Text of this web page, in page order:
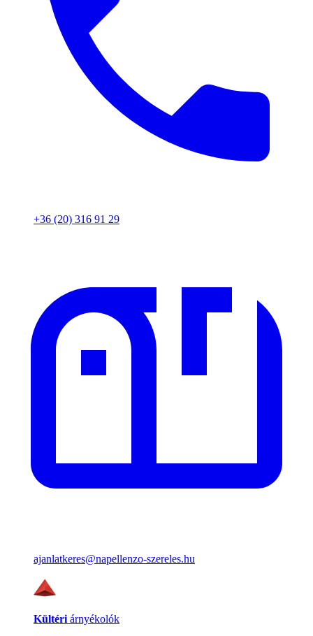
+36 (20) 316 91 29
ajanlatkeres@napellenzo-szereles.hu
Kültéri árnyékolók